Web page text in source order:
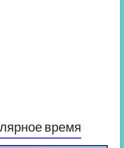
время